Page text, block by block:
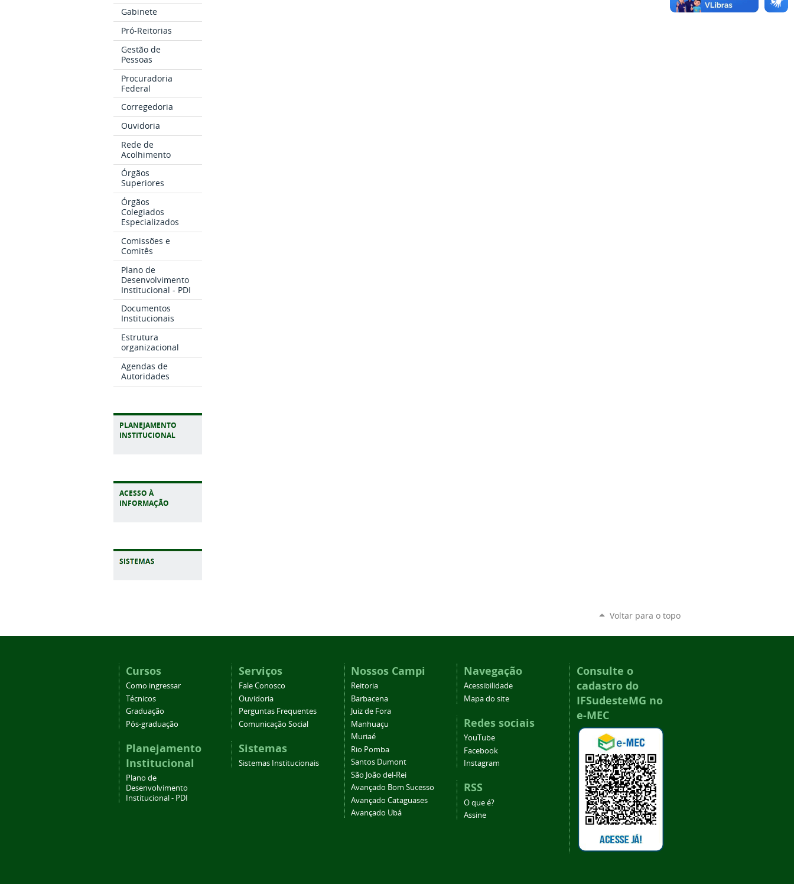
Gabinete
Pró-Reitorias
Gestão de
Pessoas
Procuradoria
Federal
Corregedoria
Ouvidoria
Rede de
Acolhimento
Órgãos
Superiores
Órgãos
Colegiados
Especializados
Comissões e
Comitês
Plano de
Desenvolvimento
Institucional - PDI
Documentos
Institucionais
Estrutura
organizacional
Agendas de
Autoridades
PLANEJAMENTO
INSTITUCIONAL
ACESSO À
INFORMAÇÃO
Voltar para o topo
Cursos
Como ingressar
Técnicos
Graduação
Pós-graduação
Planejamento
Institucional
Plano de
Desenvolvimento
Institucional - PDI
Serviços
Fale Conosco
Ouvidoria
Perguntas Frequentes
Comunicação Social
Sistemas
Sistemas Institucionais
Nossos Campi
Reitoria
Barbacena
Juiz de Fora
Manhuaçu
Muriaé
Rio Pomba
Santos Dumont
São João del-Rei
Avançado Bom Sucesso
Avançado Cataguases
Avançado Ubá
Navegação
Acessibilidade
Mapa do site
Redes sociais
YouTube
Facebook
Instagram
RSS
O que é?
Assine
Consulte o
cadastro do
IFSudesteMG no
e-MEC